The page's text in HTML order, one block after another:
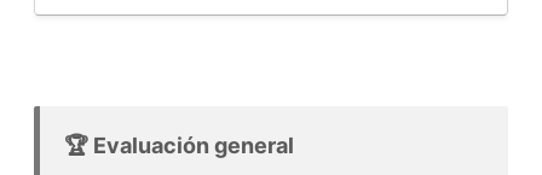
🏆 Evaluación general